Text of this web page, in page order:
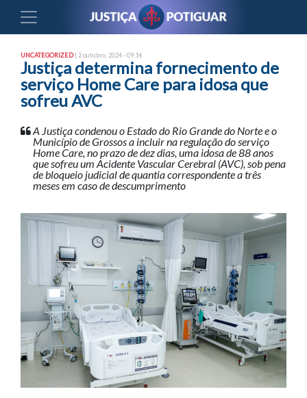
UNCATEGORIZED| 2 outubro, 2024 - 09:14
Justiça determina fornecimento de
serviço Home Care para idosa que
sofreu AVC
A Justiça condenou o Estado do Rio Grande do Norte e o
Município de Grossos a incluir na regulação do serviço
Home Care, no prazo de dez dias, uma idosa de 88 anos
que sofreu um Acidente Vascular Cerebral (AVC), sob pena
de bloqueio judicial de quantia correspondente a três
meses em caso de descumprimento